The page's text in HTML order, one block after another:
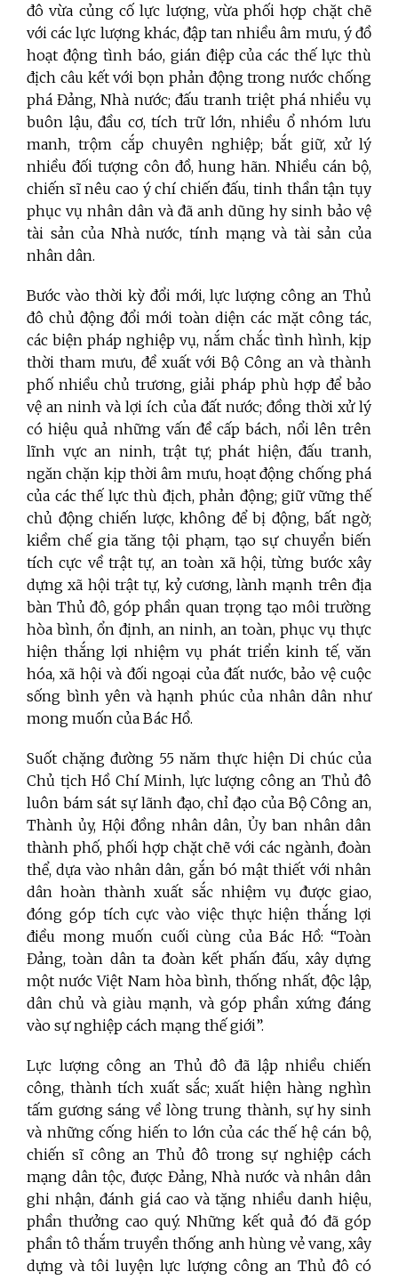
đô vừa củng cố lực lượng, vừa phối hợp chặt chẽ
với các lực lượng khác, đập tan nhiều âm mưu, ý đồ
hoạt động tình báo, gián điệp của các thế lực thù
địch câu kết với bọn phản động trong nước chống
phá Đảng, Nhà nước; đấu tranh triệt phá nhiều vụ
buôn lậu, đầu cơ, tích trữ lớn, nhiều ổ nhóm lưu
manh, trộm cắp chuyên nghiệp; bắt giữ, xử lý
nhiều đối tượng côn đồ, hung hãn. Nhiều cán bộ,
chiến sĩ nêu cao ý chí chiến đấu, tinh thần tận tụy
phục vụ nhân dân và đã anh dũng hy sinh bảo vệ
tài sản của Nhà nước, tính mạng và tài sản của
nhân dân.
Bước vào thời kỳ đổi mới, lực lượng công an Thủ
đô chủ động đổi mới toàn diện các mặt công tác,
các biện pháp nghiệp vụ, nắm chắc tình hình, kịp
thời tham mưu, đề xuất với Bộ Công an và thành
phố nhiều chủ trương, giải pháp phù hợp để bảo
vệ an ninh và lợi ích của đất nước; đồng thời xử lý
có hiệu quả những vấn đề cấp bách, nổi lên trên
lĩnh vực an ninh, trật tự; phát hiện, đấu tranh,
ngăn chặn kịp thời âm mưu, hoạt động chống phá
của các thế lực thù địch, phản động; giữ vững thế
chủ động chiến lược, không để bị động, bất ngờ;
kiềm chế gia tăng tội phạm, tạo sự chuyển biến
tích cực về trật tự, an toàn xã hội, từng bước xây
dựng xã hội trật tự, kỷ cương, lành mạnh trên địa
bàn Thủ đô, góp phần quan trọng tạo môi trường
hòa bình, ổn định, an ninh, an toàn, phục vụ thực
hiện thắng lợi nhiệm vụ phát triển kinh tế, văn
hóa, xã hội và đối ngoại của đất nước, bảo vệ cuộc
sống bình yên và hạnh phúc của nhân dân như
mong muốn của Bác Hồ.
Suốt chặng đường 55 năm thực hiện Di chúc của
Chủ tịch Hồ Chí Minh, lực lượng công an Thủ đô
luôn bám sát sự lãnh đạo, chỉ đạo của Bộ Công an,
Thành ủy, Hội đồng nhân dân, Ủy ban nhân dân
thành phố, phối hợp chặt chẽ với các ngành, đoàn
thể, dựa vào nhân dân, gắn bó mật thiết với nhân
dân hoàn thành xuất sắc nhiệm vụ được giao,
đóng góp tích cực vào việc thực hiện thắng lợi
điều mong muốn cuối cùng của Bác Hồ: “Toàn
Đảng, toàn dân ta đoàn kết phấn đấu, xây dựng
một nước Việt Nam hòa bình, thống nhất, độc lập,
dân chủ và giàu mạnh, và góp phần xứng đáng
vào sự nghiệp cách mạng thế giới”.
Lực lượng công an Thủ đô đã lập nhiều chiến
công, thành tích xuất sắc; xuất hiện hàng nghìn
tấm gương sáng về lòng trung thành, sự hy sinh
và những cống hiến to lớn của các thế hệ cán bộ,
chiến sĩ công an Thủ đô trong sự nghiệp cách
mạng dân tộc, được Đảng, Nhà nước và nhân dân
ghi nhận, đánh giá cao và tặng nhiều danh hiệu,
phần thưởng cao quý. Những kết quả đó đã góp
phần tô thắm truyền thống anh hùng vẻ vang, xây
dựng và tôi luyện lực lượng công an Thủ đô có